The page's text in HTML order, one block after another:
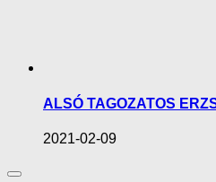
ALSÓ TAGOZATOS
2021-02-09